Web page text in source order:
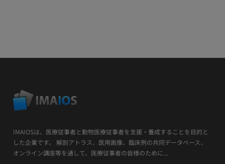
IMAIOSは、医療従事者と動物医療従事者を支援・養成することを目的と
した企業です。 解剖アトラス、医用画像、臨床例の共同データベース、
オンライン講座等を通して、医療従事者の皆様のために...